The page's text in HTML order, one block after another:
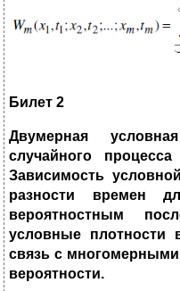
Билет 2
Двумерная
случайного
Зависимость
разности времен
вероятностным
условные плотности
связь с
вероятности.